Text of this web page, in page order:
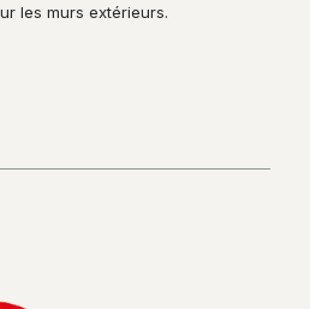
les murs extérieurs.